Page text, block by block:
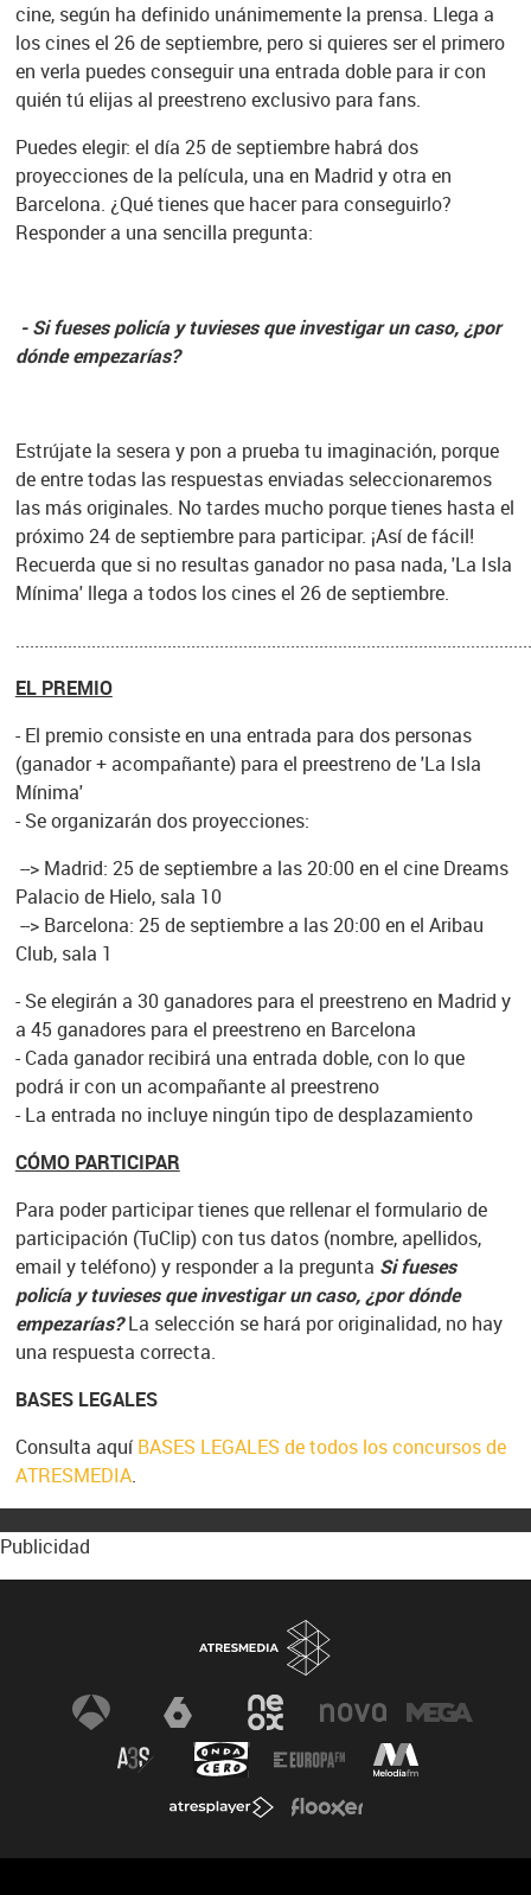
cine, según ha definido unánimemente la prensa. Llega a
los cines el 26 de septiembre, pero si quieres ser el primero
en verla puedes conseguir una entrada doble para ir con
quién tú elijas al preestreno exclusivo para fans.
Puedes elegir: el día 25 de septiembre habrá dos
proyecciones de la película, una en Madrid y otra en
Barcelona. ¿Qué tienes que hacer para conseguirlo?
Responder a una sencilla pregunta:
- Si fueses policía y tuvieses que investigar un caso, ¿por
dónde empezarías?
Estrújate la sesera y pon a prueba tu imaginación, porque
de entre todas las respuestas enviadas seleccionaremos
las más originales. No tardes mucho porque tienes hasta el
próximo 24 de septiembre para participar. ¡Así de fácil!
Recuerda que si no resultas ganador no pasa nada, 'La Isla
Mínima' llega a todos los cines el 26 de septiembre.
EL PREMIO
- El premio consiste en una entrada para dos personas
(ganador + acompañante) para el preestreno de 'La Isla
Mínima'
- Se organizarán dos proyecciones:
--> Madrid: 25 de septiembre a las 20:00 en el cine Dreams
Palacio de Hielo, sala 10
--> Barcelona: 25 de septiembre a las 20:00 en el Aribau
Club, sala 1
- Se elegirán a 30 ganadores para el preestreno en Madrid y
a 45 ganadores para el preestreno en Barcelona
- Cada ganador recibirá una entrada doble, con lo que
podrá ir con un acompañante al preestreno
- La entrada no incluye ningún tipo de desplazamiento
CÓMO PARTICIPAR
Para poder participar tienes que rellenar el formulario de
participación (TuClip) con tus datos (nombre, apellidos,
email y teléfono) y responder a la pregunta Si fueses
policía y tuvieses que investigar un caso, ¿por dónde
empezarías?La selección se hará por originalidad, no hay
una respuesta correcta.
BASES LEGALES
Consulta aquíBASES LEGALES de todos los concursos de
ATRESMEDIA.
Publicidad